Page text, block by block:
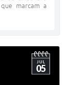
marcam a
JUL
05